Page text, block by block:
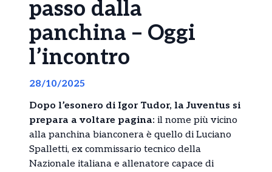
passo dalla
panchina – Oggi
l’incontro
28/10/2025
Dopo l’esonero di Igor Tudor, la Juventus si
prepara a voltare pagina: il nome più vicino
alla panchina bianconera è quello di Luciano
Spalletti, ex commissario tecnico della
Nazionale italiana e allenatore capace di